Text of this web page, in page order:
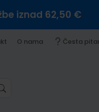
iznad 62,50 €
O nama Česta